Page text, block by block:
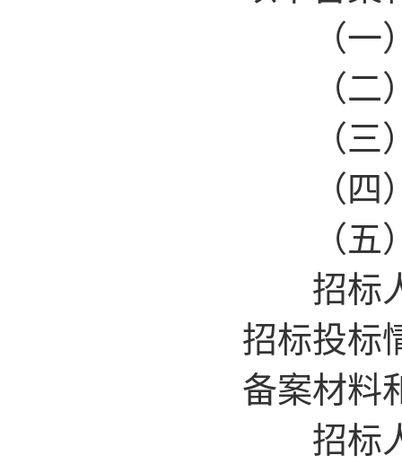
（一）
（二）
（三）
（四）
（五）
招标人
招标投标
备案材料
招标人